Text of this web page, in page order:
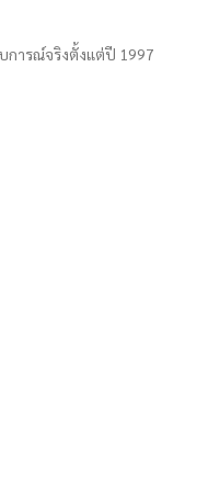
บการณ์จริงตั้งแต่ปี 1997